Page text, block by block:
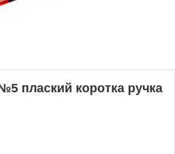
плаский коротка ручка